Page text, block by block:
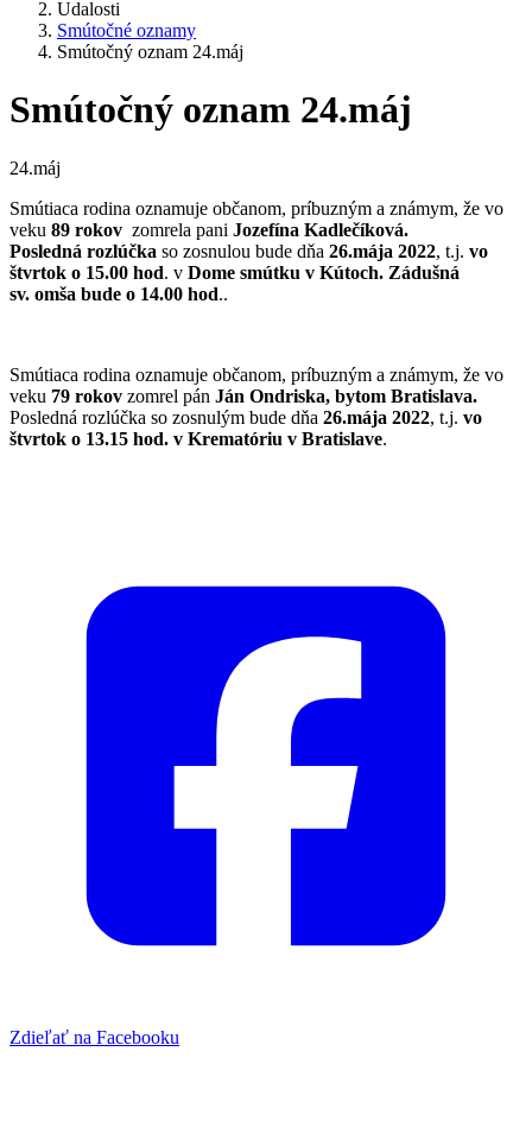
Udalosti
Smútočné oznamy
Smútočný oznam 24.máj
Smútočný oznam 24.máj
24.máj
Smútiaca rodina oznamuje občanom, príbuzným a známym, že vo
veku 89 rokov zomrela pani Jozefína Kadlečíková.
Posledná rozlúčka so zosnulou bude dňa 26.mája 2022, t.j. vo
štvrtok o 15.00 hod. v Dome smútku v Kútoch. Zádušná
sv. omša bude o 14.00 hod..
Smútiaca rodina oznamuje občanom, príbuzným a známym, že vo
veku 79 rokov zomrel pán Ján Ondriska, bytom Bratislava.
Posledná rozlúčka so zosnulým bude dňa 26.mája 2022, t.j. vo
štvrtok o 13.15 hod. v Krematóriu v Bratislave.
Zdieľať na Facebooku